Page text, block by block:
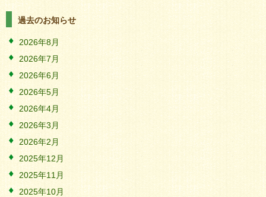
過去のお知らせ
2026年8月
2026年7月
2026年6月
2026年5月
2026年4月
2026年3月
2026年2月
2025年12月
2025年11月
2025年10月